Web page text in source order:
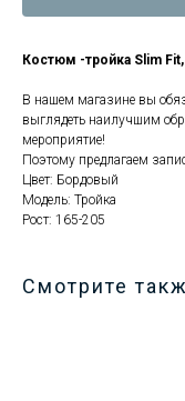
Костюм -тройка Slim
В нашем магазине вы
выглядеть наилучшим
мероприятие!
Поэтому предлагаем
Цвет: Бордовый
Модель: Тройка
Рост: 165-205
Смотрите